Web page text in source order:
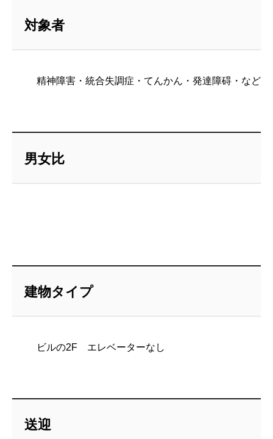
対象者
精神障害・統合失調症・てんかん・発達障碍・など
男女比
建物タイプ
ビルの2F エレベーターなし
送迎